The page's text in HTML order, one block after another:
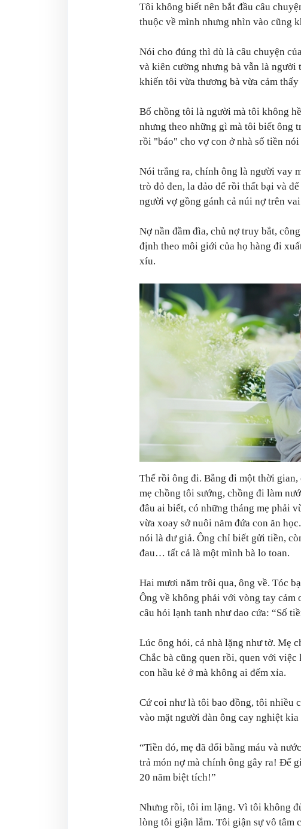
Tôi không biết nên bắt đầu câu
thuộc về mình nhưng nhìn vào cũng
Nói cho đúng thì dù là câu chuyện
và kiên cường nhưng bà vẫn là người
khiến tôi vừa thương bà vừa cảm thấy
Bố chồng tôi là người mà tôi không
nhưng theo những gì mà tôi biết ông
rồi "báo" cho vợ con ở nhà số tiền
Nói trắng ra, chính ông là người vay
trò đỏ đen, la đảo để rồi thất bại và
người vợ gồng gánh cả núi nợ trên
Nợ nần đầm đìa, chủ nợ truy bắt,
định theo môi giới của họ hàng đi
xíu.
Thế rồi ông đi. Bẵng đi một thời
mẹ chồng tôi sướng, chồng đi làm
đâu ai biết, có những tháng mẹ phải
vừa xoay sở nuôi năm đứa con ăn
nói là dư giả. Ông chỉ biết gửi tiền,
đau… tất cả là một mình bà lo toan.
Hai mươi năm trôi qua, ông về. Tóc
Ông về không phải với vòng tay cảm
câu hỏi lạnh tanh như dao cứa: “Số
Lúc ông hỏi, cả nhà lặng như tờ. Mẹ
Chắc bà cũng quen rồi, quen với
con hầu kẻ ở mà không ai đếm xỉa.
Cứ coi như là tôi bao đồng, tôi nhiều
vào mặt người đàn ông cay nghiệt kia
“Tiền đó, mẹ đã đổi bằng máu và
trả món nợ mà chính ông gây ra! Để
20 năm biệt tích!”
Nhưng rồi, tôi im lặng. Vì tôi không
lòng tôi giận lắm. Tôi giận sự vô tâm